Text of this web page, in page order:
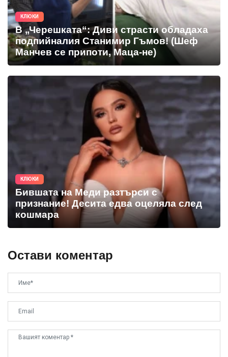
КЛЮКИ
В „Черешката“: Диви страсти обладаха
подпийналия Станимир Гъмов! (Шеф
Манчев се припоти, Маца-не)
КЛЮКИ
Бившата на Меди разтърси с
признание! Десита едва оцеляла след
кошмара
Остави коментар